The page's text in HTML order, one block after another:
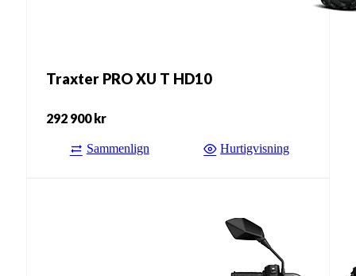
Traxter PRO XU T HD10
292 900 kr
Sammenlign Hurtigvisning